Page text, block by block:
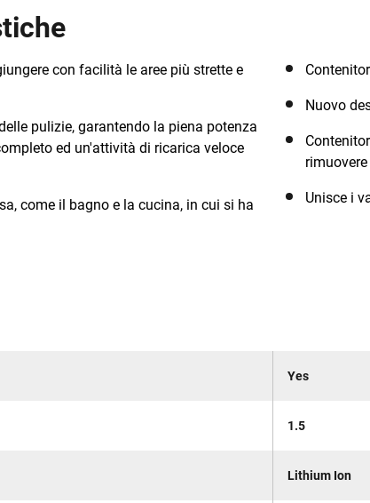
con facilità le aree più strette e
pulizie, garantendo la piena potenza
ed un'attività di ricarica veloce
come il bagno e la cucina, in cui si ha
Nuovo
Unisce i
Yes
1.5
Lithium Ion